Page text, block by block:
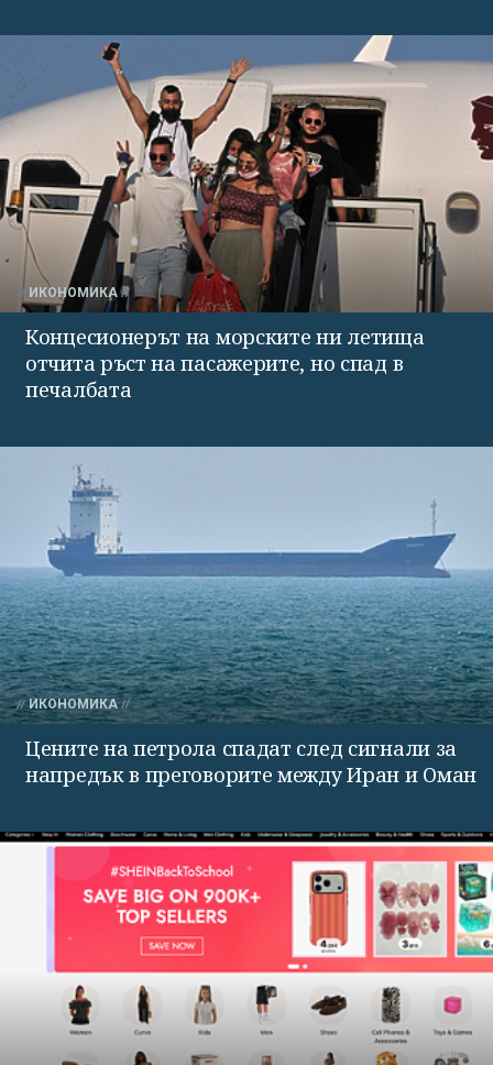
ИКОНОМИКА
Концесионерът на морските ни летища
отчита ръст на пасажерите, но спад в
печалбата
ИКОНОМИКА
Цените на петрола спадат след сигнали за
напредък в преговорите между Иран и Оман